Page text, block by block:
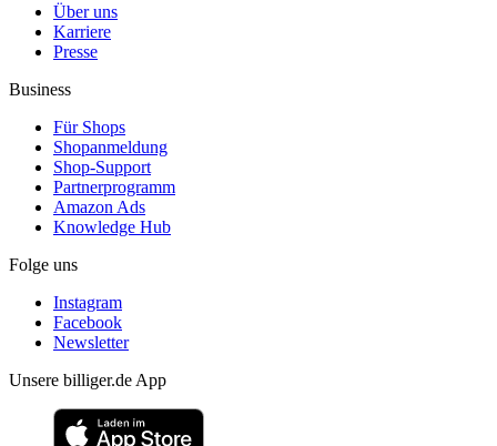
Über uns
Karriere
Presse
Business
Für Shops
Shopanmeldung
Shop-Support
Partnerprogramm
Amazon Ads
Knowledge Hub
Folge uns
Instagram
Facebook
Newsletter
Unsere billiger.de App